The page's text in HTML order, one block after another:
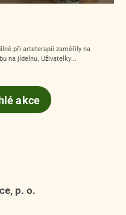
při arteterapii zaměřily na
na jídelnu. Uživatelky...
akce
p. o.